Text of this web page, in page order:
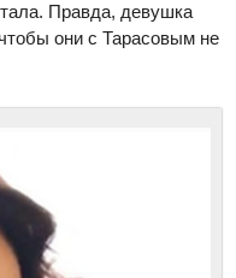
Правда, девушка
они с Тарасовым не